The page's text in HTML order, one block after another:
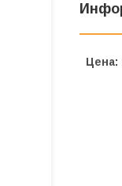
Цена: